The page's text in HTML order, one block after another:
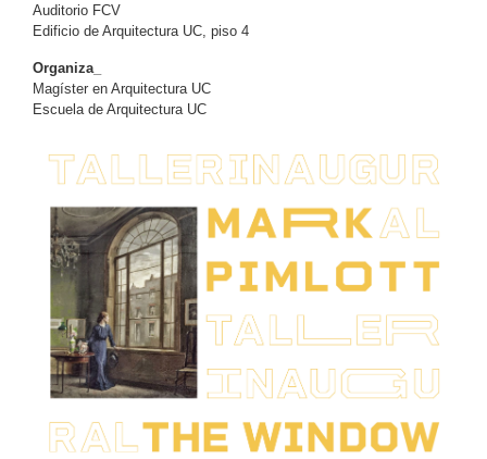
Auditorio FCV
Edificio de Arquitectura UC, piso 4
Organiza_
Magíster en Arquitectura UC
Escuela de Arquitectura UC